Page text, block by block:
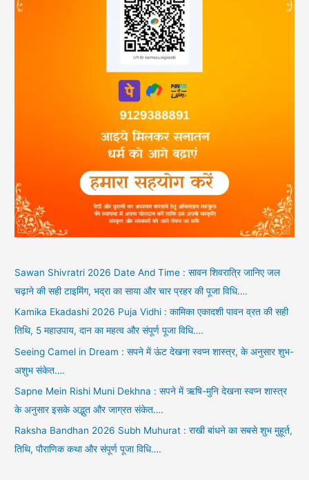
Sawan Shivratri 2026 Date And Time : सावन शिवरात्रि जानिए जल
चढ़ाने की सही टाइमिंग, भद्रा का साया और चार प्रहर की पूजा विधि….
Kamika Ekadashi 2026 Puja Vidhi : कामिका एकादशी पावन व्रत की सही
तिथि, 5 महाउपाय, दान का महत्व और संपूर्ण पूजा विधि….
Seeing Camel in Dream : सपने में ऊंट देखना स्वप्न शास्त्र, के अनुसार शुभ-
अशुभ संकेत….
Sapne Mein Rishi Muni Dekhna : सपने में ऋषि-मुनि देखना स्वप्न शास्त्र
के अनुसार इसके अद्भुत और जाग्रत संकेत….
Raksha Bandhan 2026 Subh Muhurat : राखी बांधने का सबसे शुभ मुहूर्त,
तिथि, पौराणिक कथा और संपूर्ण पूजा विधि….